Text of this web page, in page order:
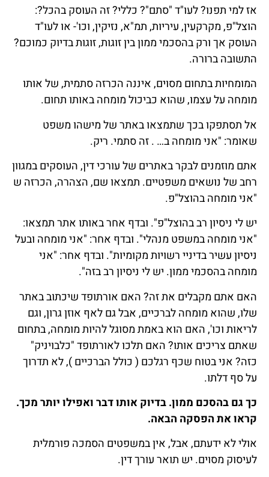
אז למי תפנו? לעו"ד "סתם"? כללי? זה העוסק בהכל?:
הוצל"פ, מקרקעין, עיריות, תמ"א, נזיקין, וכו'- או לעו"ד
העוסק אך ורק בהסכמי ממון בין זוגות, זוגות בדיוק כמוכם?
התשובה ברורה.
המומחיות בתחום מסוים, איננה הכרזה סתמית, של אותו
מומחה על עצמו, שהוא כביכול מומחה באותו תחום.
אל תסתפקו בכך שתמצאו באתר של מישהו משפט
שאומר: "אני מומחה ב… . זה סתמי. ריק.
אתם מוזמנים לבקר באתרים של עורכי דין, העוסקים במגוון
רחב של נושאים משפטיים. תמצאו שם, הצהרה, הכרזה ש
"אני מומחה בהוצל"פ.
יש לי ניסיון רב בהוצל"פ". ובדף אחר באותו אתר תמצאו:
"אני מומחה במשפט מנהלי". ובדף אחר: "אני מומחה ובעל
ניסיון עשיר בדיניי רשויות מקומיות". ובדף אחר: "אני
מומחה בהסכמי ממון. יש לי ניסיון רב בזה".
האם אתם מקבלים את זה? האם אורתופד שיכתוב באתר
שלו, שהוא מומחה לברכיים, אבל גם לאף אוזן גרון, וגם
לריאות וכו', האם הוא באמת מסוגל להיות מומחה, בתחום
שאתם צריכים אותו? האם תלכו לאורתופד "כלבויניק"
כזה? אני בטוח שכף רגלכם ( כולל הברכיים ), לא תדרוך
על סף דלתו.
כך גם בהסכם ממון. בדיוק אותו דבר ואפילו יותר מכך.
קראו את הפסקה הבאה.
אולי לא ידעתם, אבל, אין במשפטים הסמכה פורמלית
לעיסוק מסוים. יש תואר עורך דין.